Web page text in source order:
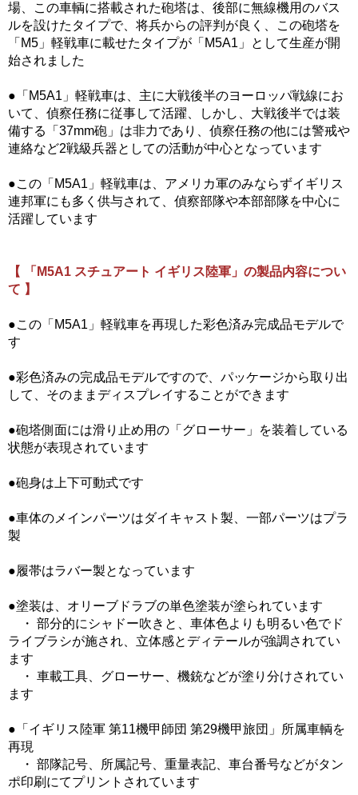
場、この車輌に搭載された砲塔は、後部に無線機用のバス
ルを設けたタイプで、将兵からの評判が良く、この砲塔を
「M5」軽戦車に載せたタイプが「M5A1」として生産が開
始されました
●「M5A1」軽戦車は、主に大戦後半のヨーロッパ戦線にお
いて、偵察任務に従事して活躍、しかし、大戦後半では装
備する「37mm砲」は非力であり、偵察任務の他には警戒や
連絡など2戦級兵器としての活動が中心となっています
●この「M5A1」軽戦車は、アメリカ軍のみならずイギリス
連邦軍にも多く供与されて、偵察部隊や本部部隊を中心に
活躍しています
【 「M5A1 スチュアート イギリス陸軍」の製品内容につい
て 】
●この「M5A1」軽戦車を再現した彩色済み完成品モデルで
す
●彩色済みの完成品モデルですので、パッケージから取り出
して、そのままディスプレイすることができます
●砲塔側面には滑り止め用の「グローサー」を装着している
状態が表現されています
●砲身は上下可動式です
●車体のメインパーツはダイキャスト製、一部パーツはプラ
製
●履帯はラバー製となっています
●塗装は、オリーブドラブの単色塗装が塗られています
・ 部分的にシャドー吹きと、車体色よりも明るい色でド
ライブラシが施され、立体感とディテールが強調されてい
ます
・ 車載工具、グローサー、機銃などが塗り分けされてい
ます
●「イギリス陸軍 第11機甲師団 第29機甲旅団」所属車輌を
再現
・ 部隊記号、所属記号、重量表記、車台番号などがタン
ポ印刷にてプリントされています